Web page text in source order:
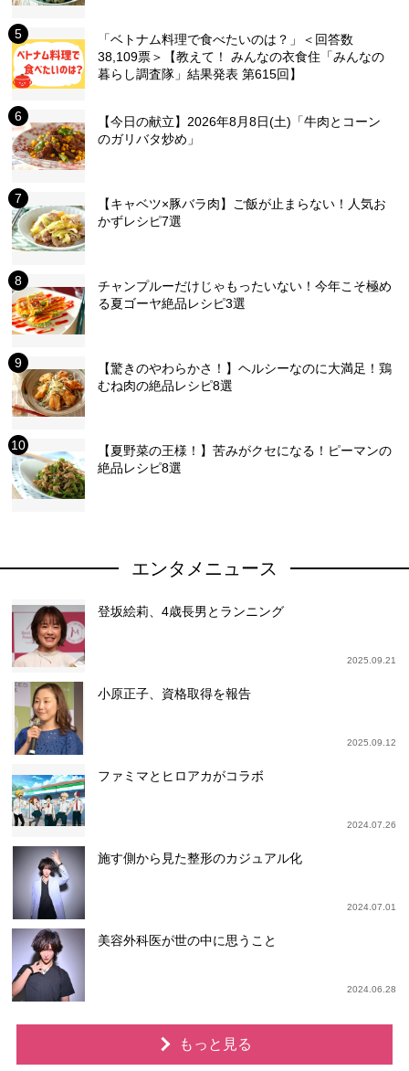
「ベトナム料理で食べたいのは？」＜回答数
38,109票＞【教えて！ みんなの衣食住「みんなの
暮らし調査隊」結果発表 第615回】
【今日の献立】2026年8月8日(土)「牛肉とコーン
のガリバタ炒め」
【キャベツ×豚バラ肉】ご飯が止まらない！人気お
かずレシピ7選
チャンプルーだけじゃもったいない！今年こそ極め
る夏ゴーヤ絶品レシピ3選
【驚きのやわらかさ！】ヘルシーなのに大満足！鶏
むね肉の絶品レシピ8選
【夏野菜の王様！】苦みがクセになる！ピーマンの
絶品レシピ8選
エンタメニュース
登坂絵莉、4歳長男とランニング
2025.09.21
小原正子、資格取得を報告
2025.09.12
ファミマとヒロアカがコラボ
2024.07.26
施す側から見た整形のカジュアル化
2024.07.01
美容外科医が世の中に思うこと
2024.06.28
もっと見る